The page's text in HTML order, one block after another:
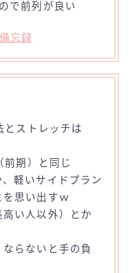
で前列が良い
忘録
とストレッチは
前期）と同じ
軽いサイドプラン
思い出すｗ
高い人以外）とか
らないと手の負